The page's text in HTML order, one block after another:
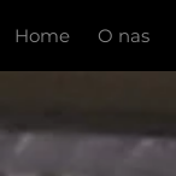
Home O nas